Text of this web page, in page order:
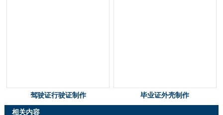
驾驶证行驶证制作 毕业证外壳制作
相关内容